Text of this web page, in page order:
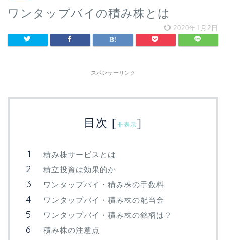
ワンタップバイの積み株とは
2020年1月2日
スポンサーリンク
目次 [非表示]
積み株サービスとは
積立投資は効果的か
ワンタップバイ・積み株の手数料
ワンタップバイ・積み株の配当金
ワンタップバイ・積み株の銘柄は？
積み株の注意点